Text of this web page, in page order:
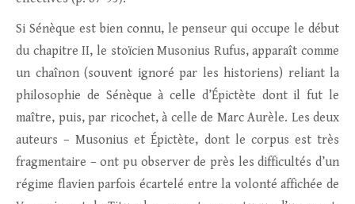
Si Sénèque est bien connu, le penseur qui occupe le début
du chapitre II, le stoïcien Musonius Rufus, apparaît comme
un chaînon (souvent ignoré par les historiens) reliant la
philosophie de Sénèque à celle d’Épictète dont il fut le
maître, puis, par ricochet, à celle de Marc Aurèle. Les deux
auteurs – Musonius et Épictète, dont le corpus est très
fragmentaire – ont pu observer de près les difficultés d’un
régime flavien parfois écartelé entre la volonté affichée de